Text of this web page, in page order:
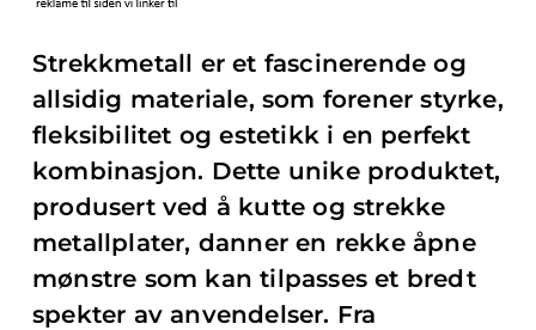
Strekkmetall er et fascinerende og
allsidig materiale, som forener styrke,
fleksibilitet og estetikk i en perfekt
kombinasjon. Dette unike produktet,
produsert ved å kutte og strekke
metallplater, danner en rekke åpne
mønstre som kan tilpasses et bredt
spekter av anvendelser. Fra